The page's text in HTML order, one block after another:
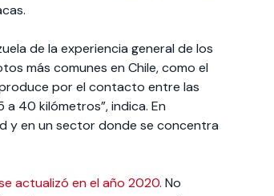
de la experiencia general de los
más comunes en Chile, como el
por el contacto entre las
40 kilómetros”, indica. En
y en un sector donde se concentra
actualizó en el año 2020. No